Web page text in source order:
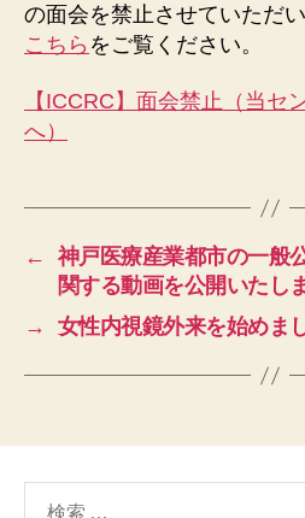
の面会を禁止させていただ
こちら をご覧ください。
【ICCRC】面会禁止（当セ
へ）
←
神戸医療産業都市の一般
関する動画を公開いたし
→
女性内視鏡外来を始めま